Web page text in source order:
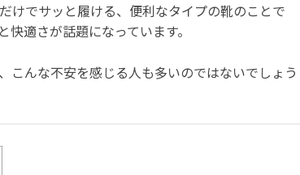
けでサッと履ける、便利なタイプの靴のことで
適さが話題になっています。
こんな不安を感じる人も多いのではないでしょう